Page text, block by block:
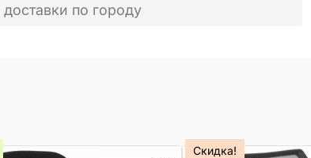
по городу
Скидка!